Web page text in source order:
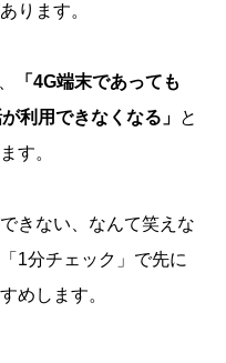
ります。
「4G端末であっても
利用できなくなる」 と
す。
きない、なんて笑えな
1分チェック」で先に
めします。